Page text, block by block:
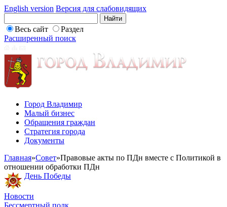
English version Версия для слабовидящих
Весь сайт
Раздел
Расширенный поиск
Город Владимир
Малый бизнес
Обращения граждан
Стратегия города
Документы
Главная»Совет»Правовые акты по ПДн вместе с Политикой в
отношении обработки ПДн
День Победы
Новости
Бессмертный полк